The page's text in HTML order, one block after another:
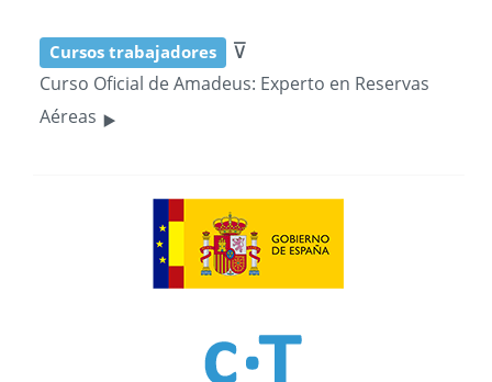
Cursos trabajadores ⊽
Curso Oficial de Amadeus: Experto en Reservas
Aéreas ‣